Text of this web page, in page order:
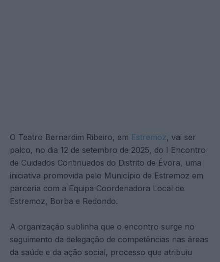
O Teatro Bernardim Ribeiro, em Estremoz, vai ser
palco, no dia 12 de setembro de 2025, do I Encontro
de Cuidados Continuados do Distrito de Évora, uma
iniciativa promovida pelo Município de Estremoz em
parceria com a Equipa Coordenadora Local de
Estremoz, Borba e Redondo.
A organização sublinha que o encontro surge no
seguimento da delegação de competências nas áreas
da saúde e da ação social, processo que atribuiu